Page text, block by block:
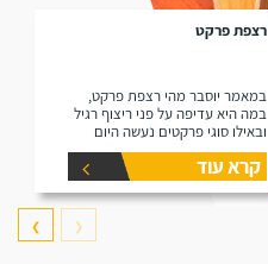
רצפת פרקט
במאמר יוסבר מהי רצפת פרקט,
במה היא עדיפה על פני ריצוף רגיל
ובאילו סוגי פרקטים נעשה היום
שימוש בשוק (למינציה ועץ גושני).
קרא עוד
❮
❯